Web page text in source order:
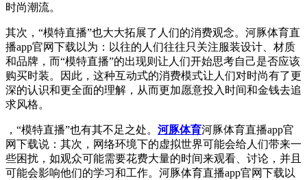
时尚潮流。
其次，“模特直播”也大大拓展了人们的消费观念。河豚体育直
播app官网下载以为：以往的人们往往只关注服装设计、材质
和品牌，而“模特直播”的出现则让人们开始思考自己是否应该
购买时装。因此，这种互动式的消费模式让人们对时尚有了更
深的认识和更全面的理解，从而更加愿意投入时间和金钱去追
求风格。
，“模特直播”也有其不足之处。 河豚体育河豚体育直播app官
网下载说：其次，网络环境下的虚拟世界可能会给人们带来一
些困扰，如观众可能需要花费大量的时间来观看、讨论，并且
可能会影响他们的学习和工作。河豚体育直播app官网下载以